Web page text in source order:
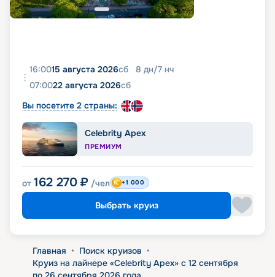
16:0015 августа 2026сб 8 дн/7 нч
07:0022 августа 2026сб
Вы посетите 2 страны:
Celebrity Apex
ПРЕМИУМ
от 162 270 ₽ /чел +1 000
Выбрать круиз
Главная • Поиск круизов •
Круиз на лайнере «Celebrity Apex» с 12 сентября